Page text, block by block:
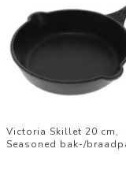
Victoria Skillet 20 cm,
Seasoned bak-/